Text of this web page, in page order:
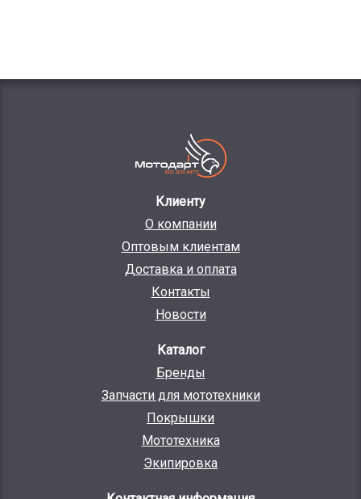
Клиенту
О компании
Оптовым клиентам
Доставка и оплата
Контакты
Новости
Каталог
Бренды
Запчасти для мототехники
Покрышки
Мототехника
Экипировка